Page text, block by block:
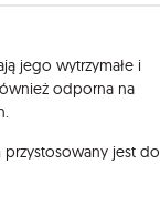
jego wytrzymałe i
odporna na
jest do